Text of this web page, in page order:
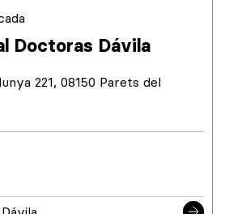
Doctoras Dávila
221, 08150 Parets del